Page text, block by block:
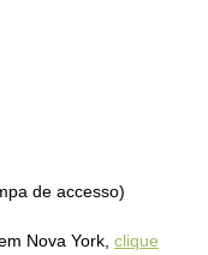
de accesso)
Nova York, clique